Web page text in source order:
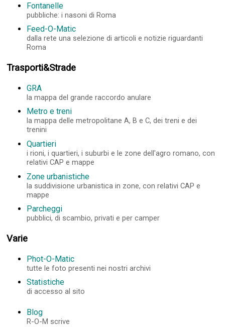
Fontanelle
pubbliche: i nasoni di Roma
Feed-O-Matic
dalla rete una selezione di articoli e notizie riguardanti
Roma
Trasporti&Strade
GRA
la mappa del grande raccordo anulare
Metro e treni
la mappa delle metropolitane A, B e C, dei treni e dei
trenini
Quartieri
i rioni, i quartieri, i suburbi e le zone dell'agro romano, con
relativi CAP e mappe
Zone urbanistiche
la suddivisione urbanistica in zone, con relativi CAP e
mappe
Parcheggi
pubblici, di scambio, privati e per camper
Varie
Phot-O-Matic
tutte le foto presenti nei nostri archivi
Statistiche
di accesso al sito
Blog
R-O-M scrive